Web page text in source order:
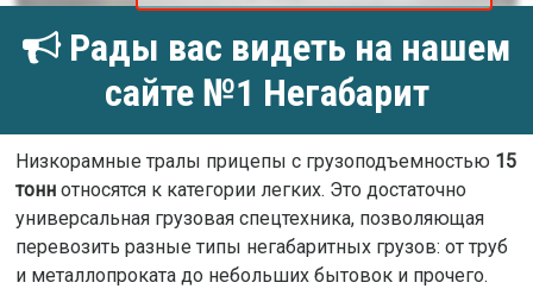
Рады вас видеть на нашем
сайте №1 Негабарит
Низкорамные тралы прицепы с грузоподъемностью 15
тоннотносятся к категории легких. Это достаточно
универсальная грузовая спецтехника, позволяющая
перевозить разные типы негабаритных грузов: от труб
и металлопроката до небольших бытовок и прочего.